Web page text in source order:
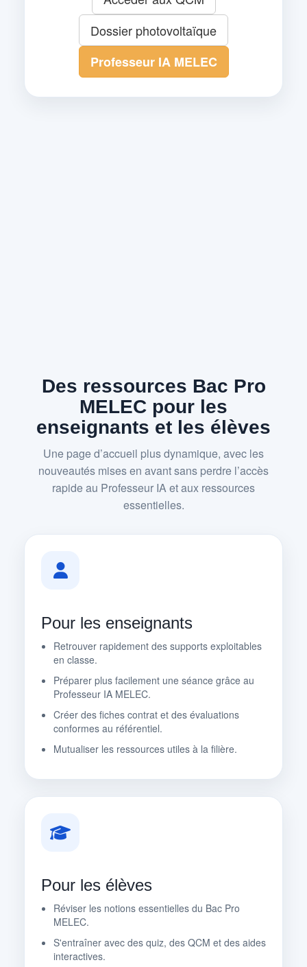
Dossier photovoltaïque
Professeur IA MELEC
Des ressources Bac Pro
MELEC pour les
enseignants et les élèves
Une page d’accueil plus dynamique, avec les
nouveautés mises en avant sans perdre l’accès
rapide au Professeur IA et aux ressources
essentielles.
Pour les enseignants
Retrouver rapidement des supports exploitables
en classe.
Préparer plus facilement une séance grâce au
Professeur IA MELEC.
Créer des fiches contrat et des évaluations
conformes au référentiel.
Mutualiser les ressources utiles à la filière.
Pour les élèves
Réviser les notions essentielles du Bac Pro
MELEC.
S'entraîner avec des quiz, des QCM et des aides
interactives.